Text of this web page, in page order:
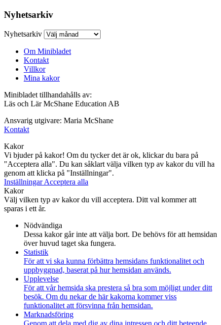
Nyhetsarkiv
Nyhetsarkiv
Om Minibladet
Kontakt
Villkor
Mina kakor
Minibladet tillhandahålls av:
Läs och Lär McShane Education AB
Ansvarig utgivare: Maria McShane
Kontakt
Kakor
Vi bjuder på kakor! Om du tycker det är ok, klickar du bara på
"Acceptera alla". Du kan såklart välja vilken typ av kakor du vill ha
genom att klicka på "Inställningar".
InställningarAcceptera alla
Kakor
Välj vilken typ av kakor du vill acceptera. Ditt val kommer att
sparas i ett år.
Nödvändiga
Dessa kakor går inte att välja bort. De behövs för att hemsidan
över huvud taget ska fungera.
Statistik
För att vi ska kunna förbättra hemsidans funktionalitet och
uppbyggnad, baserat på hur hemsidan används.
Upplevelse
För att vår hemsida ska prestera så bra som möjligt under ditt
besök. Om du nekar de här kakorna kommer viss
funktionalitet att försvinna från hemsidan.
Marknadsföring
Genom att dela med dig av dina intressen och ditt beteende